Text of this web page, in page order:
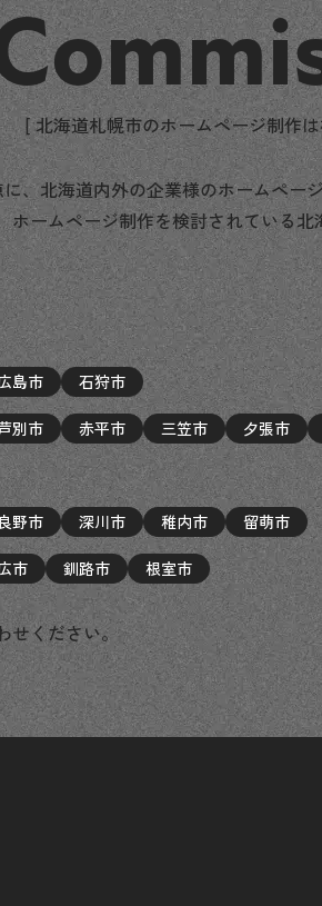
[ 北海道札幌市のホームページ制作
、北海道内外の企業様のホームペー
ホームページ制作を検討されている
島市 石狩市
別市 赤平市 三笠市 夕張市
野市 深川市 稚内市 留萌市
市 釧路市 根室市
せください。